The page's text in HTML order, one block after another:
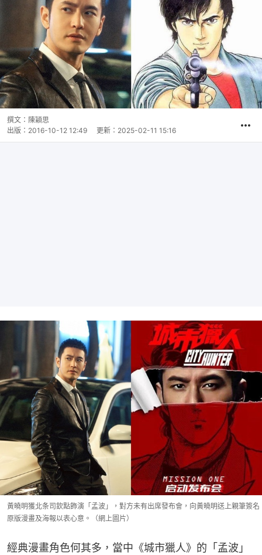
撰文： 陳穎思
出版： 2016-10-12 12:49 更新： 2025-02-11 15:16
黃曉明獲北条司欽點飾演「孟波」，對方未有出席發布會，向黃曉明送上親筆簽名
原版漫畫及海報以表心意。（網上圖片）
經典漫畫角色何其多，當中《城市獵人》的「孟波」